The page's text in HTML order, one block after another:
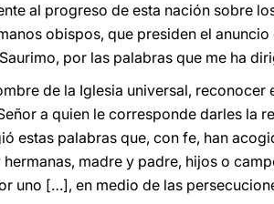
al progreso de esta nación sobre
obispos, que presiden el
por las palabras que me ha
de la Iglesia universal,
a quien le corresponde darles la
estas palabras que, con fe, han
madre y padre, hijos o
uno […], en medio de las